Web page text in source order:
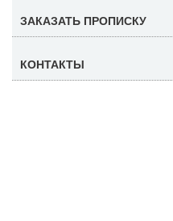
ЗАКАЗАТЬ ПРОПИСКУ
КОНТАКТЫ